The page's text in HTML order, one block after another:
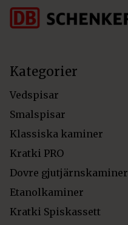
Kategorier
Vedspisar
Smalspisar
Klassiska kaminer
Kratki PRO
Dovre gjutjärnskaminer
Etanolkaminer
Kratki Spiskassett